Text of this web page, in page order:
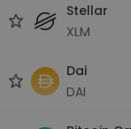
Stellar
XLM
Dai
DAI